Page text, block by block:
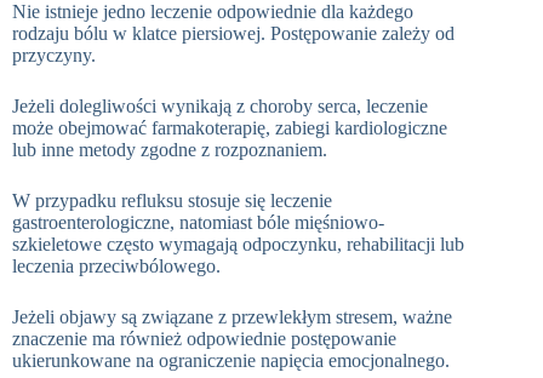
Nie istnieje jedno leczenie odpowiednie dla każdego
rodzaju bólu w klatce piersiowej. Postępowanie zależy od
przyczyny.
Jeżeli dolegliwości wynikają z choroby serca, leczenie
może obejmować farmakoterapię, zabiegi kardiologiczne
lub inne metody zgodne z rozpoznaniem.
W przypadku refluksu stosuje się leczenie
gastroenterologiczne, natomiast bóle mięśniowo-
szkieletowe często wymagają odpoczynku, rehabilitacji lub
leczenia przeciwbólowego.
Jeżeli objawy są związane z przewlekłym stresem, ważne
znaczenie ma również odpowiednie postępowanie
ukierunkowane na ograniczenie napięcia emocjonalnego.